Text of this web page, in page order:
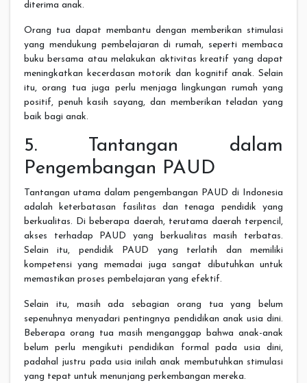
diterima anak.
Orang tua dapat membantu dengan memberikan stimulasi
yang mendukung pembelajaran di rumah, seperti membaca
buku bersama atau melakukan aktivitas kreatif yang dapat
meningkatkan kecerdasan motorik dan kognitif anak. Selain
itu, orang tua juga perlu menjaga lingkungan rumah yang
positif, penuh kasih sayang, dan memberikan teladan yang
baik bagi anak.
5. Tantangan dalam
Pengembangan PAUD
Tantangan utama dalam pengembangan PAUD di Indonesia
adalah keterbatasan fasilitas dan tenaga pendidik yang
berkualitas. Di beberapa daerah, terutama daerah terpencil,
akses terhadap PAUD yang berkualitas masih terbatas.
Selain itu, pendidik PAUD yang terlatih dan memiliki
kompetensi yang memadai juga sangat dibutuhkan untuk
memastikan proses pembelajaran yang efektif.
Selain itu, masih ada sebagian orang tua yang belum
sepenuhnya menyadari pentingnya pendidikan anak usia dini.
Beberapa orang tua masih menganggap bahwa anak-anak
belum perlu mengikuti pendidikan formal pada usia dini,
padahal justru pada usia inilah anak membutuhkan stimulasi
yang tepat untuk menunjang perkembangan mereka.